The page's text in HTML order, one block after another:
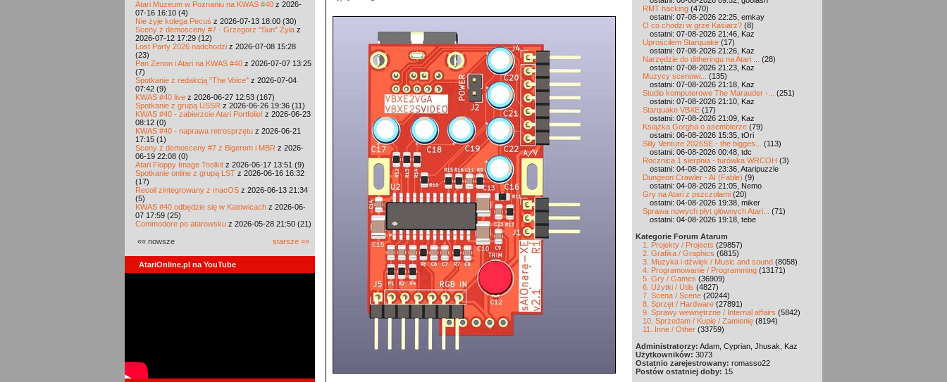
Atari Muzeum w Poznaniu na KWAS #40 z 2026-
07-16 16:10 (4)
Nie żyje kolega Pecuś z 2026-07-13 18:00 (30)
Sceny z demosceny #7 - Grzegorz "Sun" Żyła z
2026-07-12 17:29 (12)
Lost Party 2026 nadchodzi z 2026-07-08 15:28
(23)
Pan Zenon i Atari na KWAS #40 z 2026-07-07 13:25
(7)
Spotkanie z redakcją "The Voice" z 2026-07-04
07:42 (9)
KWAS #40 live z 2026-06-27 12:53 (167)
Spotkanie z grupą USSR z 2026-06-26 19:36 (11)
KWAS #40 - zabierzcie Atari Portfolio! z 2026-06-23
08:12 (0)
KWAS #40 - naprawa retrosprzętu z 2026-06-21
17:15 (1)
Sceny z demosceny #7 z Bigerem i MBR z 2026-
06-19 22:08 (0)
Atari Floppy Image Toolkit z 2026-06-17 13:51 (9)
Spotkanie online z grupą LST z 2026-06-16 16:32
(17)
Recoil zintegrowany z macOS z 2026-06-13 21:34
(5)
KWAS #40 odbędzie się w Katowicach z 2026-06-
07 17:59 (25)
Commodore po atarowsku z 2026-05-28 21:50 (21)
«« nowsze starsze »»
AtariOnline.pl na YouTube
RMT hacking (470)
ostatni: 07-08-2026 22:25, emkay
O co chodzi w grze Kasiarz? (8)
ostatni: 07-08-2026 21:46, Kaz
Uprościłem Starquake (17)
ostatni: 07-08-2026 21:26, Kaz
Narzędzie do ditheringu na Atari ...
(28)
ostatni: 07-08-2026 21:23, Kaz
Muzycy scenowi...
(135)
ostatni: 07-08-2026 21:18, Kaz
Studio komputerowe The Marauder -...
(251)
ostatni: 07-08-2026 21:10, Kaz
Starquake VBXE (17)
ostatni: 07-08-2026 21:09, Kaz
Książka Gorgha o asemblerze (79)
ostatni: 06-08-2026 15:35, tOri
Silly Venture 2026SE - the bigges...
(113)
ostatni: 06-08-2026 00:48, tdc
Rocznica 1 sierpnia - turówka WRCOH (3)
ostatni: 04-08-2026 23:36, Ataripuzzle
Dungeon Crawler - AI (Fable) (9)
ostatni: 04-08-2026 21:05, Nemo
Gry na Atari z pszczołami (20)
ostatni: 04-08-2026 19:38, miker
Sprawa nowych płyt głównych Atari...
(71)
ostatni: 04-08-2026 19:18, tebe
Kategorie Forum Atarum
1. Projekty / Projects (29857)
2. Grafika / Graphics (6815)
3. Muzyka i dźwięk / Music and sound (8058)
4. Programowanie / Programming (13171)
5. Gry / Games (36909)
6. Użytki / Utils (4827)
7. Scena / Scene (20244)
8. Sprzęt / Hardware (27891)
9. Sprawy wewnętrzne / Internal affairs (5842)
10. Sprzedam / Kupię / Zamienię (8194)
11. Inne / Other (33759)
Administratorzy: Adam, Cyprian, Jhusak, Kaz
Użytkowników: 3073
Ostatnio zarejestrowany: romasso22
Postów ostatniej doby: 15